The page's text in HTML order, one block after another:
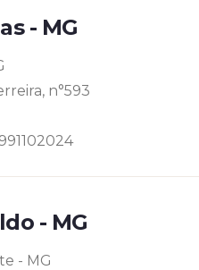
- MG
n°593
- MG
- MG